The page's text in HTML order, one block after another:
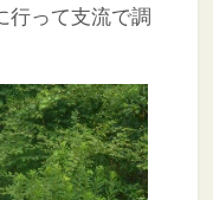
行って支流で調